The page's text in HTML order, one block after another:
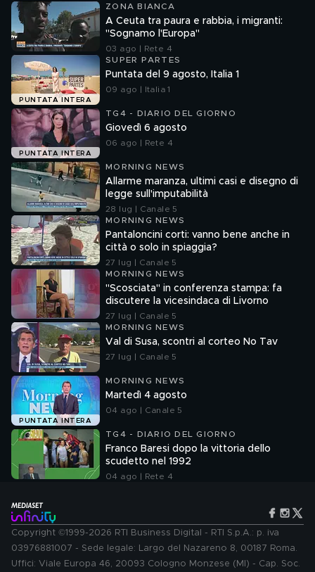
ZONA BIANCA
A Ceuta tra paura e rabbia, i migranti:
"Sognamo l'Europa"
03 ago | Rete 4
PUNTATA INTERA
SUPER PARTES
Puntata del 9 agosto, Italia 1
09 ago | Italia 1
PUNTATA INTERA
TG4 - DIARIO DEL GIORNO
Giovedì 6 agosto
06 ago | Rete 4
MORNING NEWS
Allarme maranza, ultimi casi e disegno di
legge sull'imputabilità
28 lug | Canale 5
MORNING NEWS
Pantaloncini corti: vanno bene anche in
città o solo in spiaggia?
27 lug | Canale 5
MORNING NEWS
"Scosciata" in conferenza stampa: fa
discutere la vicesindaca di Livorno
27 lug | Canale 5
MORNING NEWS
Val di Susa, scontri al corteo No Tav
27 lug | Canale 5
PUNTATA INTERA
MORNING NEWS
Martedì 4 agosto
04 ago | Canale 5
TG4 - DIARIO DEL GIORNO
Franco Baresi dopo la vittoria dello
scudetto nel 1992
04 ago | Rete 4
Copyright ©1999-2026 RTI Business Digital - RTI S.p.A.: p. iva
03976881007 - Sede legale: Largo del Nazareno 8, 00187 Roma.
Uffici: Viale Europa 46, 20093 Cologno Monzese (MI) - Cap. Soc.